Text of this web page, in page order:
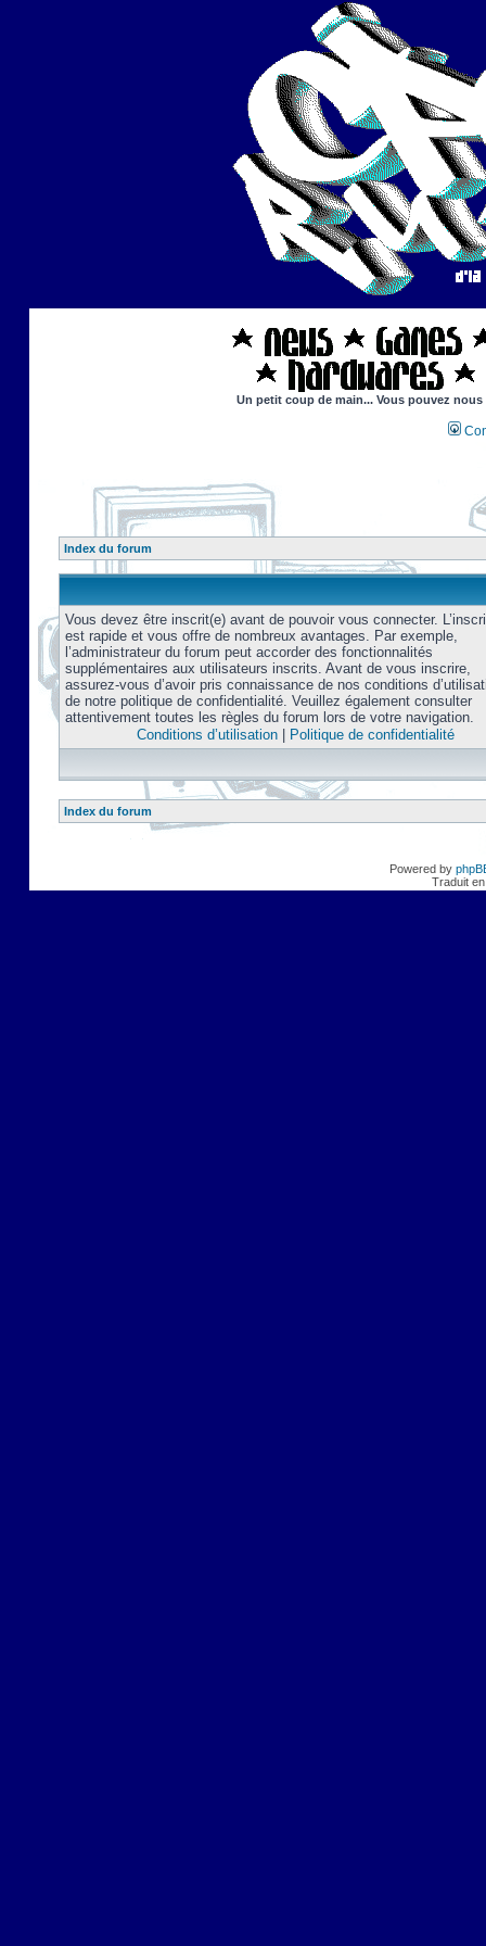
Un petit coup de main... Vous pouvez
Index du forum
Vous devez être inscrit(e) avant de pouvoir vous connecter.
est rapide et vous offre de nombreux avantages. Par exemple,
l’administrateur du forum peut accorder des fonctionnalités
supplémentaires aux utilisateurs inscrits. Avant de vous inscrire,
assurez-vous d’avoir pris connaissance de nos conditions
de notre politique de confidentialité. Veuillez également consulter
attentivement toutes les règles du forum lors de votre navigation.
Conditions d’utilisation| Politique de confidentialité
Index du forum
Powered by
Traduit